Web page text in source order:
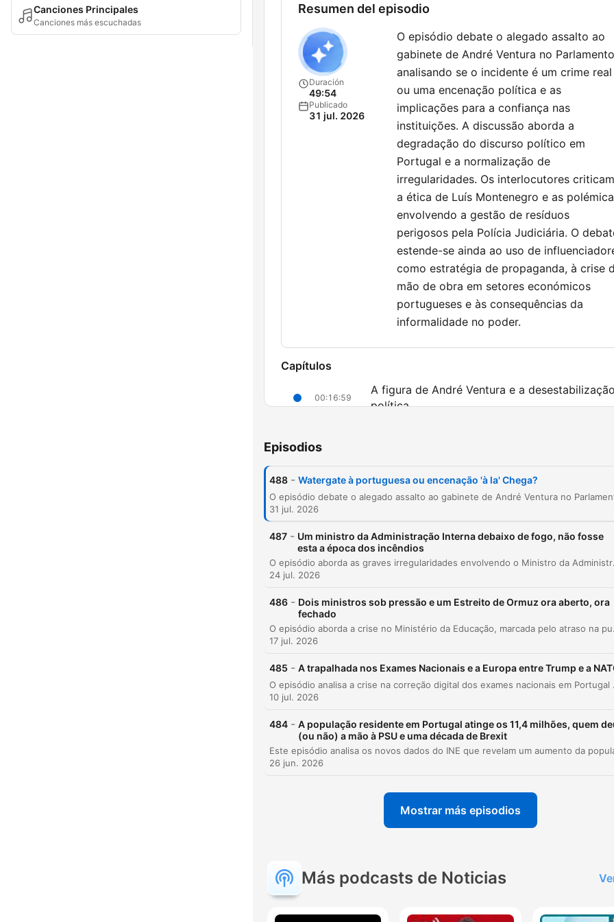
Canciones Principales
Canciones más escuchadas
Resumen del episodio
Duración
49:54
Publicado
31 jul. 2026
O episódio debate o alegado assalto ao
gabinete de André Ventura no
analisando se o incidente é um crime real
ou uma encenação política e as
implicações para a confiança nas
instituições. A discussão aborda a
degradação do discurso político em
Portugal e a normalização de
irregularidades. Os interlocutores criticam
a ética de Luís Montenegro e as
envolvendo a gestão de resíduos
perigosos pela Polícia Judiciária. O
estende-se ainda ao uso de
como estratégia de propaganda, à crise
mão de obra em setores económicos
portugueses e às consequências da
informalidade no poder.
Capítulos
00:16:59
A figura de André Ventura e a desestabilização
política
00:33:42
Críticas à ética de Luís Montenegro e o caso
00:45:55 Influenciadores, propaganda em Israel e Dr.
00:48:17 Crise de mão de obra e encerramento
Destacados
acontecido um assalto, um desarranjo documental
qualquer outro grupo parlamentar, o termo
do Chega.
00:01:56 · O comentador Luís Pedro Nunes argumenta que o
a democracia em Portugal está-se a tornar um ato ou
passam no ecrã e atrás está uma pessoa a dizer adeus
para a Câmara.
Episodios
488 - Watergate à portuguesa ou encenação 'à la' Chega?
31 jul. 2026
487 - Um ministro da Administração Interna debaixo de fogo, não fosse
esta a época dos incêndios
O episódio aborda as graves irregularidades envolvendo o
24 jul. 2026
486 - Dois ministros sob pressão e um Estreito de Ormuz ora aberto, ora
fechado
O episódio aborda a crise no Ministério da Educação, marcada pelo atraso na
17 jul. 2026
485 - A trapalhada nos Exames Nacionais e a Europa entre Trump e a
O episódio analisa a crise na correção digital dos exames nacionais em Portugal e
10 jul. 2026
484 - A população residente em Portugal atinge os 11,4 milhões, quem
(ou não) a mão à PSU e uma década de Brexit
26 jun. 2026
Mostrar más episodios
Más podcasts de Noticias